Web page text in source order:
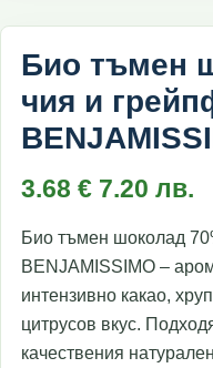
Био тъмен
чия и
3.68 € 7.20 лв.
Био тъмен шоколад
BENJAMISSIMO –
интензивно какао,
цитрусов вкус.
качествения